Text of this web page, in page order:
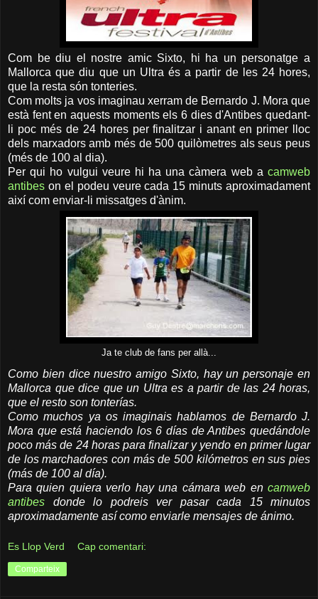
Com be diu el nostre amic Sixto, hi ha un personatge a
Mallorca que diu que un Ultra és a partir de les 24 hores,
que la resta són tonteries.
Com molts ja vos imaginau xerram de Bernardo J. Mora que
està fent en aquests moments els 6 dies d'Antibes quedant-
li poc més de 24 hores per finalitzar i anant en primer lloc
dels marxadors amb més de 500 quilòmetres als seus peus
(més de 100 al dia).
Per qui ho vulgui veure hi ha una càmera web a camweb
antibes on el podeu veure cada 15 minuts aproximadament
així com enviar-li missatges d'ànim.
Ja te club de fans per allà...
Como bien dice nuestro amigo Sixto, hay un personaje en
Mallorca que dice que un Ultra es a partir de las 24 horas,
que el resto son tonterías.
Como muchos ya os imaginais hablamos de Bernardo J.
Mora que está haciendo los 6 días de Antibes quedándole
poco más de 24 horas para finalizar y yendo en primer lugar
de los marchadores con más de 500 kilómetros en sus pies
(más de 100 al día).
Para quien quiera verlo hay una cámara web en camweb
antibes donde lo podreis ver pasar cada 15 minutos
aproximadamente así como enviarle mensajes de ánimo.
Es Llop Verd Cap comentari:
Comparteix